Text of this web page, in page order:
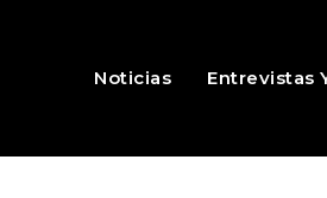
Noticias Entrevistas